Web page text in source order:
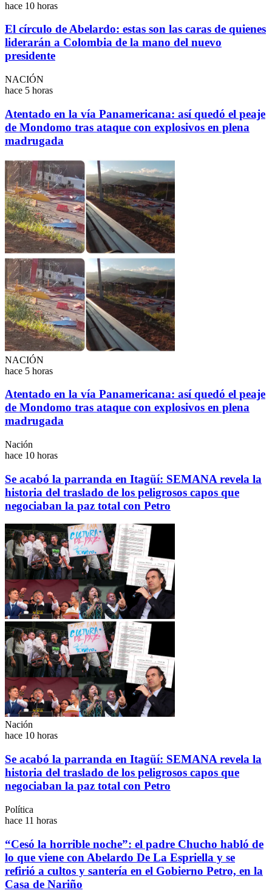
hace 10 horas
El círculo de Abelardo: estas son las caras de quienes
liderarán a Colombia de la mano del nuevo
presidente
NACIÓN
hace 5 horas
Atentado en la vía Panamericana: así quedó el peaje
de Mondomo tras ataque con explosivos en plena
madrugada
NACIÓN
hace 5 horas
Atentado en la vía Panamericana: así quedó el peaje
de Mondomo tras ataque con explosivos en plena
madrugada
Nación
hace 10 horas
Se acabó la parranda en Itagüí: SEMANA revela la
historia del traslado de los peligrosos capos que
negociaban la paz total con Petro
Nación
hace 10 horas
Se acabó la parranda en Itagüí: SEMANA revela la
historia del traslado de los peligrosos capos que
negociaban la paz total con Petro
Política
hace 11 horas
“Cesó la horrible noche”: el padre Chucho habló de
lo que viene con Abelardo De La Espriella y se
refirió a cultos y santería en el Gobierno Petro, en la
Casa de Nariño